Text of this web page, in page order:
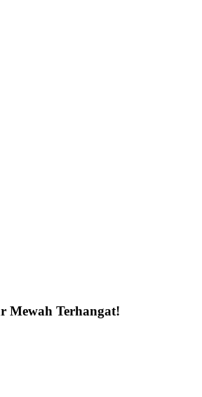
Mewah Terhangat!